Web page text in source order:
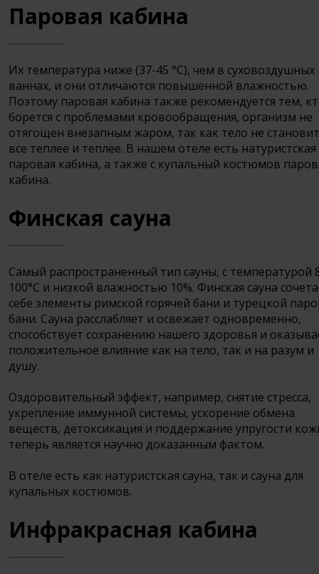
Паровая кабина
Их температура ниже (37-45 °С), чем в суховоздушных
ваннах, и они отличаются повышенной влажностью.
Поэтому паровая кабина также рекомендуется тем,
борется с проблемами кровообращения, организм не
отягощен внезапным жаром, так как тело не
все теплее и теплее. В нашем отеле есть натуристская
паровая кабина, а также с купальный костюмов
кабина.
Финская сауна
Самый распространенный тип сауны, с температурой
100°С и низкой влажностью 10%. Финская сауна
себе элементы римской горячей бани и турецкой
бани. Сауна расслабляет и освежает одновременно,
способствует сохранению нашего здоровья и
положительное влияние как на тело, так и на разум и
душу.
Оздоровительный эффект, например, снятие стресса,
укрепление иммунной системы, ускорение обмена
веществ, детоксикация и поддержание упругости
теперь является научно доказанным фактом.
В отеле есть как натуристская сауна, так и сауна для
купальных костюмов.
Инфракрасная кабина